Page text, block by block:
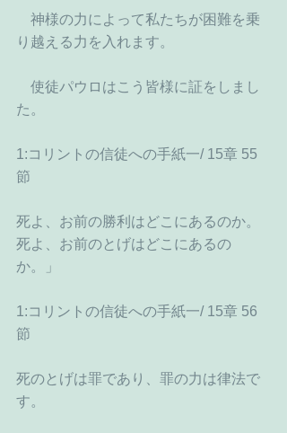
神様の力によって私たちが困難を乗
り越える力を入れます。
使徒パウロはこう皆様に証をしまし
た。
1:コリントの信徒への手紙一/ 15章 55
節
死よ、お前の勝利はどこにあるのか。
死よ、お前のとげはどこにあるの
か。」
1:コリントの信徒への手紙一/ 15章 56
節
死のとげは罪であり、罪の力は律法で
す。